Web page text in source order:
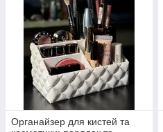
Органайзер для кистей та